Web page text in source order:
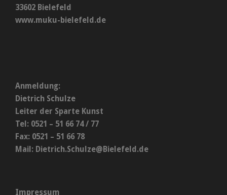
33602 Bielefeld
www.muku-bielefeld.de
Anmeldung:
Dietrich Schulze
Leiter der Sparte Kunst
Tel: 0521 – 51 66 74 / 77
Fax: 0521 – 51 66 78
Mail: Dietrich.Schulze@Bielefeld.de
Impressum